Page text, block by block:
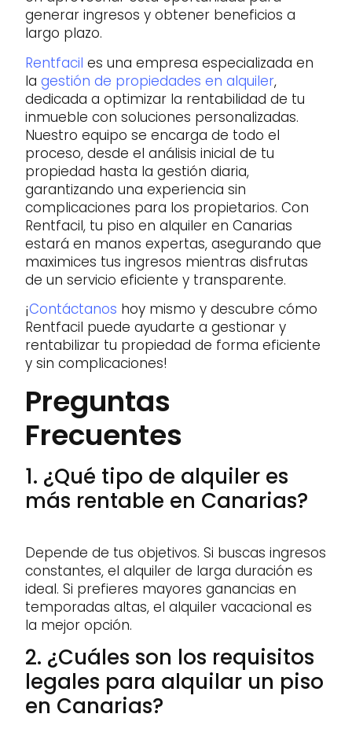
generar ingresos y obtener beneficios a
largo plazo.
Rentfacil es una empresa especializada en
lagestión de propiedades en alquiler,
dedicada a optimizar la rentabilidad de tu
inmueble con soluciones personalizadas.
Nuestro equipo se encarga de todo el
proceso, desde el análisis inicial de tu
propiedad hasta la gestión diaria,
garantizando una experiencia sin
complicaciones para los propietarios. Con
Rentfacil, tu piso en alquiler en Canarias
estará en manos expertas, asegurando que
maximices tus ingresos mientras disfrutas
de un servicio eficiente y transparente.
¡Contáctanos hoy mismo y descubre cómo
Rentfacil puede ayudarte a gestionar y
rentabilizar tu propiedad de forma eficiente
y sin complicaciones!
Preguntas
Frecuentes
1. ¿Qué tipo de alquiler es
más rentable en Canarias?
Depende de tus objetivos. Si buscas ingresos
constantes, el alquiler de larga duración es
ideal. Si prefieres mayores ganancias en
temporadas altas, el alquiler vacacional es
la mejor opción.
2. ¿Cuáles son los requisitos
legales para alquilar un piso
en Canarias?